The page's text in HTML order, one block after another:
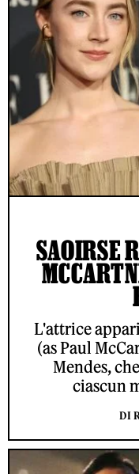
SAOIRSE
L'attrice
(as Paul
Mendes,
ciascun
DI